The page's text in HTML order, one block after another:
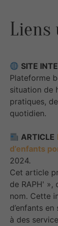
Liens
SITE
Plateforme
situation de
pratiques,
quotidien.
ARTICLE
d’enfants
2024.
Cet article
de RAPH' »,
nom. Cette
d’enfants
à des